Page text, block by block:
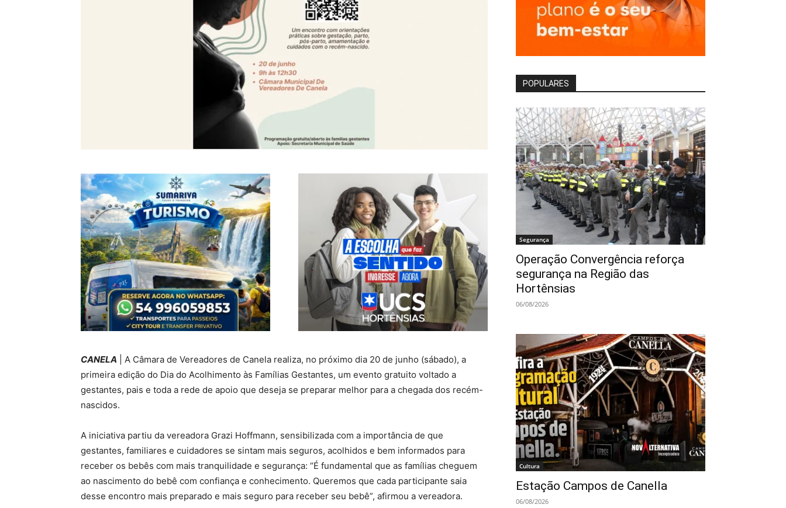
CANELA | A Câmara de Vereadores de Canela realiza, no próximo dia 20 de junho (sábado), a
primeira edição do Dia do Acolhimento às Famílias Gestantes, um evento gratuito voltado a
gestantes, pais e toda a rede de apoio que deseja se preparar melhor para a chegada dos recém-
nascidos.
A iniciativa partiu da vereadora Grazi Hoffmann, sensibilizada com a importância de que
gestantes, familiares e cuidadores se sintam mais seguros, acolhidos e bem informados para
receber os bebês com mais tranquilidade e segurança: “É fundamental que as famílias cheguem
ao nascimento do bebê com confiança e conhecimento. Queremos que cada participante saia
desse encontro mais preparado e mais seguro para receber seu bebê”, afirmou a vereadora.
POPULARES
Segurança
Operação Convergência reforça
segurança na Região das
Hortênsias
06/08/2026
Cultura
Estação Campos de Canella
06/08/2026